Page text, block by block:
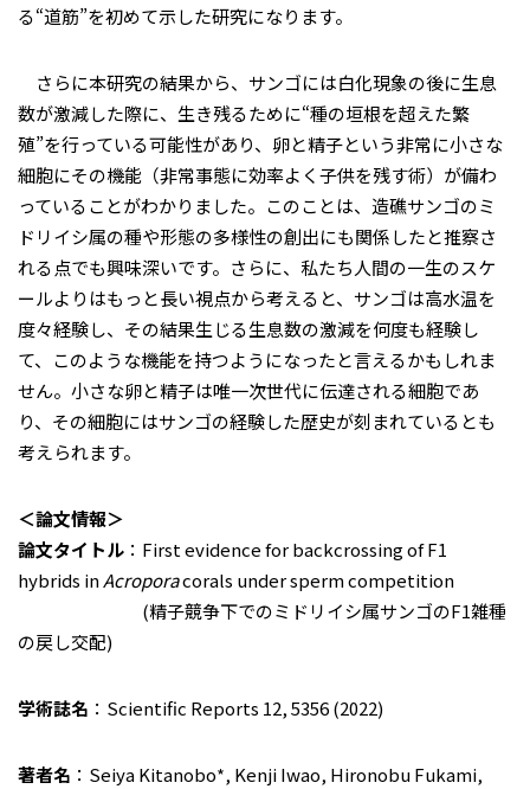
る“道筋”を初めて示した研究になります。
さらに本研究の結果から、サンゴには白化現象の後に生息
数が激減した際に、生き残るために“種の垣根を超えた繁
殖”を行っている可能性があり、卵と精子という非常に小さな
細胞にその機能（非常事態に効率よく子供を残す術）が備わ
っていることがわかりました。このことは、造礁サンゴのミ
ドリイシ属の種や形態の多様性の創出にも関係したと推察さ
れる点でも興味深いです。さらに、私たち人間の一生のスケ
ールよりはもっと長い視点から考えると、サンゴは高水温を
度々経験し、その結果生じる生息数の激減を何度も経験し
て、このような機能を持つようになったと言えるかもしれま
せん。小さな卵と精子は唯一次世代に伝達される細胞であ
り、その細胞にはサンゴの経験した歴史が刻まれているとも
考えられます。
＜論文情報＞
論文タイトル ：First evidence for backcrossing of F1
hybrids inAcroporacorals under sperm competition
(精子競争下でのミドリイシ属サンゴのF1雑種
の戻し交配)
学術誌名 ：Scientific Reports 12, 5356 (2022)
著者名 ：Seiya Kitanobo*, Kenji Iwao, Hironobu Fukami,